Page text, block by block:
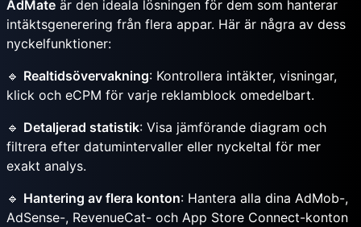
AdMate är den ideala lösningen för dem som hanterar
intäktsgenerering från flera appar. Här är några av dess
nyckelfunktioner:
🔹 Realtidsövervakning: Kontrollera intäkter, visningar,
klick och eCPM för varje reklamblock omedelbart.
🔹 Detaljerad statistik: Visa jämförande diagram och
filtrera efter datumintervaller eller nyckeltal för mer
exakt analys.
🔹 Hantering av flera konton: Hantera alla dina AdMob-,
AdSense-, RevenueCat- och App Store Connect-konton